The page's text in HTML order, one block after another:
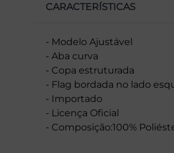
CARACTERÍSTICAS
- Modelo Ajustável
- Aba curva
- Copa estruturada
- Flag bordada no lado
- Importado
- Licença Oficial
- Composição:100%